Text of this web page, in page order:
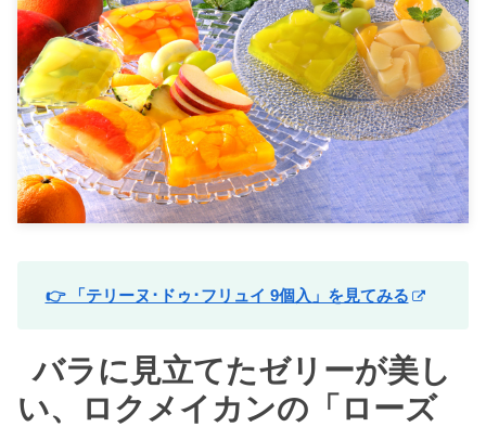
👉 「テリーヌ･ドゥ･フリュイ 9個入」を見てみる
バラに見立てたゼリーが美し
い、ロクメイカンの「ローズ